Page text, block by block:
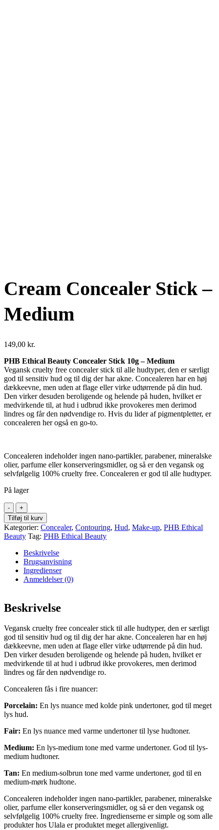
Cream Concealer Stick –
Medium
149,00 kr.
PHB Ethical Beauty Concealer Stick 10g – Medium
Vegansk cruelty free concealer stick til alle hudtyper, den er særligt
god til sensitiv hud og til dig der har akne. Concealeren har en høj
dækkeevne, men uden at flage eller virke udtørrende på din hud.
Den virker desuden beroligende og helende på huden, hvilket er
medvirkende til, at hud i udbrud ikke provokeres men derimod
lindres og får den nødvendige ro. Hvis du lider af pigmentpletter, er
concealeren her også en go-to.
Concealeren indeholder ingen nano-partikler, parabener, mineralske
olier, parfume eller konserveringsmidler, og så er den vegansk og
selvfølgelig 100% cruelty free. Concealeren er god til alle hudtyper.
På lager
Cream
Concealer
Stick
-
Medium
antal
Tilføj til kurv
Kategorier: Concealer, Contouring, Hud, Make-up, PHB Ethical
Beauty Tag: PHB Ethical Beauty
Beskrivelse
Brugsanvisning
Ingredienser
Anmeldelser (0)
Beskrivelse
Vegansk cruelty free concealer stick til alle hudtyper, den er særligt
god til sensitiv hud og til dig der har akne. Concealeren har en høj
dækkeevne, men uden at flage eller virke udtørrende på din hud.
Den virker desuden beroligende og helende på huden, hvilket er
medvirkende til at hud i udbrud ikke provokeres, men derimod
lindres og får den nødvendige ro.
Concealeren fås i fire nuancer:
Porcelain: En lys nuance med kolde pink undertoner, god til meget
lys hud.
Fair: En lys nuance med varme undertoner til lyse hudtoner.
Medium: En lys-medium tone med varme undertoner. God til lys-
medium hudtoner.
Tan: En medium-solbrun tone med varme undertoner, god til en
medium-mørk hudtone.
Concealeren indeholder ingen nano-partikler, parabener, mineralske
olier, parfume eller konserveringsmidler, og så er den vegansk og
selvfølgelig 100% cruelty free. Ingredienserne er simple og som alle
produkter hos Ulala er produktet meget allergivenligt.